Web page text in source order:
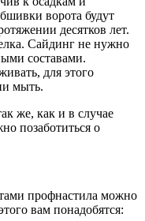
ворота будут
десятков лет.
Сайдинг не нужно
составами.
для этого
мыть.
же, как и в случае
позаботиться о
профнастила можно
вам понадобятся: